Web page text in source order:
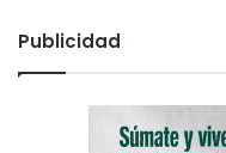
Publicidad